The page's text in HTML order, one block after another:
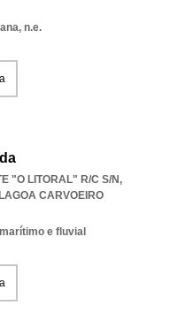
n.e.
"O LITORAL" R/C S/N,
CARVOEIRO
e fluvial